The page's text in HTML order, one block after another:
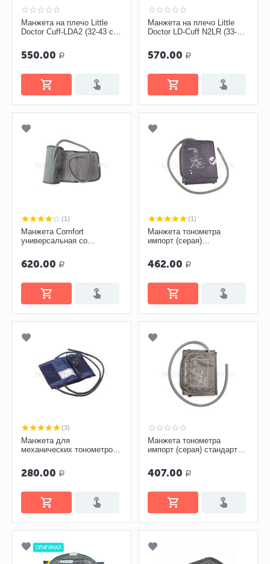
Манжета на плечо Little
Doctor Cuff-LDA2 (32-43 см)
тонометров
550.00 Р
Манжета на плечо Little
Doctor LD-Cuff N2LR (33-46
тонометров
570.00 Р
(1)
Манжета Comfort
универсальная со
(«безболезненная»)
620.00 Р
(1)
Манжета тонометра
импорт (серая)
с кольцом)
462.00 Р
(3)
Манжета для
механических тонометров
280.00 Р
Манжета тонометра
импорт (серая) стандарт
с кольцом)
407.00 Р